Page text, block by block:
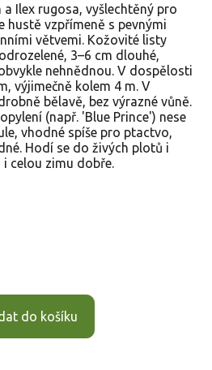
do košíku
Ilex rugosa, vyšlechtěný pro
hustě vzpřímeně s pevnými
větvemi. Kožovité listy
3–6 cm dlouhé,
nehnědnou. V dospělosti
výjimečně kolem 4 m. V
bělavě, bez výrazné vůně.
(např. 'Blue Prince') nese
vhodné spíše pro ptactvo,
Hodí se do živých plotů i
celou zimu dobře.